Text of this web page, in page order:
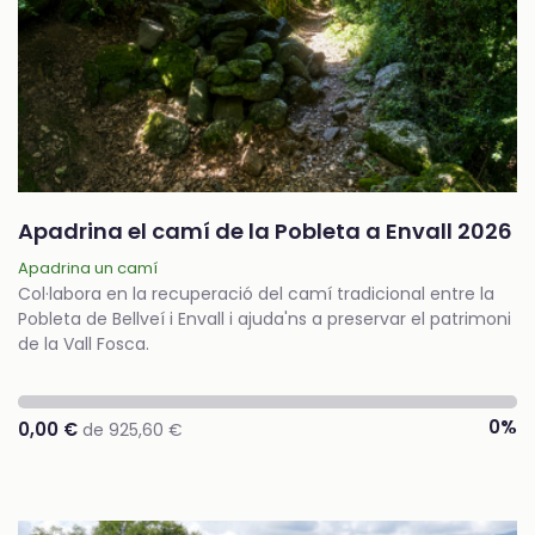
Apadrina el camí de la Pobleta a Envall 2026
Apadrina un camí
Col·labora en la recuperació del camí tradicional entre la
Pobleta de Bellveí i Envall i ajuda'ns a preservar el patrimoni
de la Vall Fosca.
0,00 € de 925,60 € 0%